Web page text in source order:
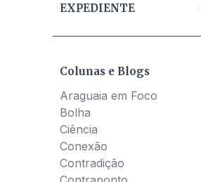
EXPEDIENTE
Colunas e Blogs
Araguaia em Foco
Bolha
Ciência
Conexão
Contradição